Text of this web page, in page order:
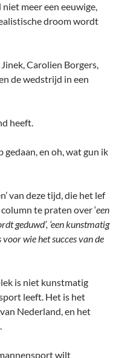
meer een eeuwige,
droom wordt
Carolien Borgers,
de wedstrijd in een
heeft.
gedaan, en oh, wat gun ik
van deze tijd, die het lef
te praten over ‘een
geduwd’, ‘een kunstmatig
wie het succes van de
is niet kunstmatig
leeft. Het is het
Nederland, en het
wilt